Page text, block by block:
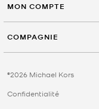
MON COMPTE
COMPAGNIE
©2026 Michael Kors
Confidentialité